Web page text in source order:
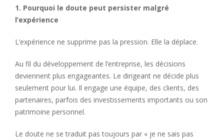
1. Pourquoi le doute peut persister malgré
l’expérience
L’expérience ne supprime pas la pression. Elle la déplace.
Au fil du développement de l’entreprise, les décisions
deviennent plus engageantes. Le dirigeant ne décide plus
seulement pour lui. Il engage une équipe, des clients, des
partenaires, parfois des investissements importants ou son
patrimoine personnel.
Le doute ne se traduit pas toujours par « je ne sais pas